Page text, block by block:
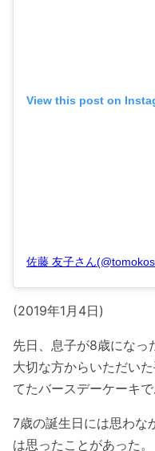
View this post on
(2019年1月4日)
先日、息子が8歳になっ
大切な方からいただい
てたバースデーケーキで
7歳の誕生日には思わな
は思ったことがあった。